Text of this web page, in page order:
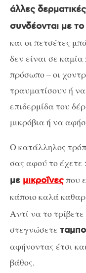
άλλες
συνδέονται με
και οι πετσέτες
δεν είναι σε
πρόσωπο – οι
τραυματίσουν ή
επιδερμίδα του
μικρόβια ή να
Ο κατάλληλος
σας αφού το έχετε
με μικροΐνεςπου
κάποιο καλά
Αντί να το
στεγνώσετε
αφήνοντας έτσι
βάθος.